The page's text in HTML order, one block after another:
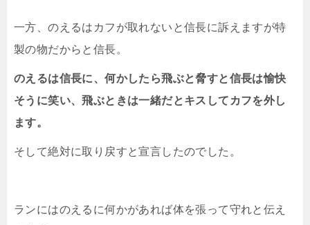
一方、のえるはカフが取れないと信長に訴えますが特
製の物だからと信長。
のえるは信長に、何かしたら飛ぶと脅すと信長は愉快
そうに笑い、飛ぶときは一緒だとキスしてカフを外し
ます。
そして絶対に取り戻すと宣言したのでした。
ランにはのえるに何かがあれば体を張って守れと伝え